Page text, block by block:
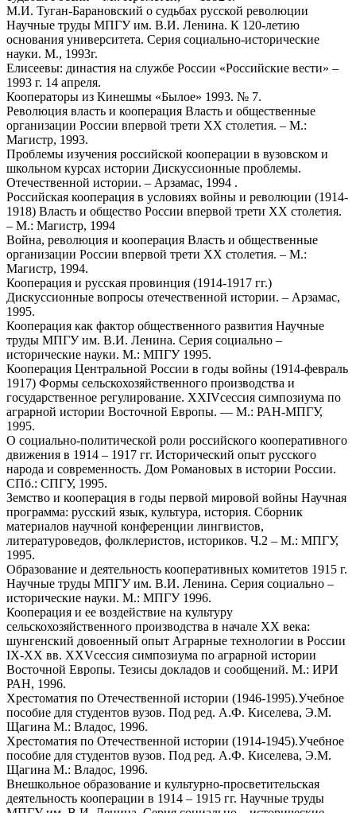
М.И. Туган-Барановский о судьбах русской революции
Научные труды МПГУ им. В.И. Ленина. К 120-летию
основания университета. Серия социально-исторические
науки. М., 1993г.
Елисеевы: династия на службе России «Российские вести» –
1993 г. 14 апреля.
Кооператоры из Кинешмы «Былое» 1993. № 7.
Революция власть и кооперация Власть и общественные
организации России впервой трети ХХ столетия. – М.:
Магистр, 1993.
Проблемы изучения российской кооперации в вузовском и
школьном курсах истории Дискуссионные проблемы.
Отечественной истории. – Арзамас, 1994 .
Российская кооперация в условиях войны и революции (1914-
1918) Власть и общество России впервой трети ХХ столетия.
– М.: Магистр, 1994
Война, революция и кооперация Власть и общественные
организации России впервой трети ХХ столетия. – М.:
Магистр, 1994.
Кооперация и русская провинция (1914-1917 гг.)
Дискуссионные вопросы отечественной истории. – Арзамас,
1995.
Кооперация как фактор общественного развития Научные
труды МПГУ им. В.И. Ленина. Серия социально –
исторические науки. М.: МПГУ 1995.
Кооперация Центральной России в годы войны (1914-февраль
1917) Формы сельскохозяйственного производства и
государственное регулирование. ХХIVсессия симпозиума по
аграрной истории Восточной Европы. — М.: РАН-МПГУ,
1995.
О социально-политической роли российского кооперативного
движения в 1914 – 1917 гг. Исторический опыт русского
народа и современность. Дом Романовых в истории России.
СПб.: СПГУ, 1995.
Земство и кооперация в годы первой мировой войны Научная
программа: русский язык, культура, история. Сборник
материалов научной конференции лингвистов,
литературоведов, фолклеристов, историков. Ч.2 – М.: МПГУ,
1995.
Образование и деятельность кооперативных комитетов 1915 г.
Научные труды МПГУ им. В.И. Ленина. Серия социально –
исторические науки. М.: МПГУ 1996.
Кооперация и ее воздействие на культуру
сельскохозяйственного производства в начале ХХ века:
шунгенский довоенный опыт Аграрные технологии в России
IХ-ХХ вв. ХХVсессия симпозиума по аграрной истории
Восточной Европы. Тезисы докладов и сообщений. М.: ИРИ
РАН, 1996.
Хрестоматия по Отечественной истории (1946-1995).Учебное
пособие для студентов вузов. Под ред. А.Ф. Киселева, Э.М.
Щагина М.: Владос, 1996.
Хрестоматия по Отечественной истории (1914-1945).Учебное
пособие для студентов вузов. Под ред. А.Ф. Киселева, Э.М.
Щагина М.: Владос, 1996.
Внешкольное образование и культурно-просветительская
деятельность кооперации в 1914 – 1915 гг. Научные труды